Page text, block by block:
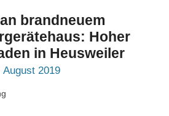
brandneuem
Hoher
in Heusweiler
August 2019